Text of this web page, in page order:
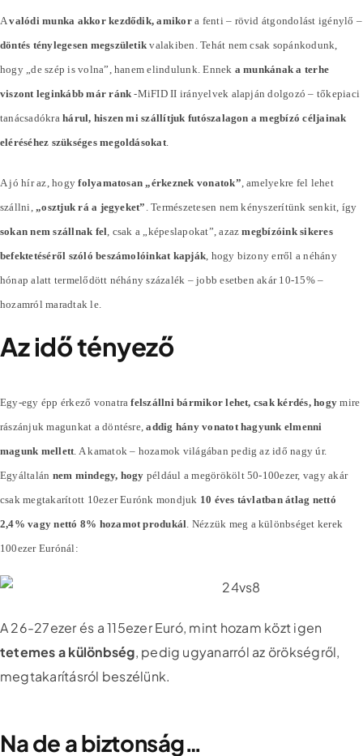
Avalódi munka akkor kezdődik, amikora fenti – rövid átgondolást igénylő –
döntés ténylegesen megszületik valakiben. Tehát nem csak sopánkodunk,
hogy „de szép is volna”, hanem elindulunk. Ennek a munkának a terhe
viszont leginkább már ránk -MiFID II irányelvek alapján dolgozó – tőkepiaci
tanácsadókrahárul, hiszen mi szállítjuk futószalagon a megbízó céljainak
eléréséhez szükséges megoldásokat.
A jó hír az, hogyfolyamatosan „érkeznek vonatok” , amelyekre fel lehet
szállni,„osztjuk rá a jegyeket” . Természetesen nem kényszerítünk senkit, így
sokan nem szállnak fel , csak a „képeslapokat”, azazmegbízóink sikeres
befektetéséről szóló beszámolóinkat kapják , hogy bizony erről a néhány
hónap alatt termelődött néhányszázalék – jobb esetben akár 10-15% –
hozamról maradtak le.
Az idő tényező
Egy-egy épp érkező vonatrafelszállni bármikor lehet, csak kérdés, hogy mire
rászánjuk magunkat a döntésre,addig hány vonatot hagyunk elmenni
magunk mellett. A kamatok – hozamok világában pedig az idő nagy úr.
Egyáltalán nem mindegy, hogy például a megörökölt 50-100ezer, vagy akár
csak megtakarított 10ezer Eurónk mondjuk 10 éves távlatban átlag nettó
2,4% vagy nettó 8% hozamot produkál. Nézzük meg a különbséget kerek
100ezer Eurónál:
A 26-27ezer és a 115ezer Euró, mint hozam közt igen
tetemes a különbség, pedig ugyanarról az örökségről,
megtakarításról beszélünk.
Na de a biztonság…